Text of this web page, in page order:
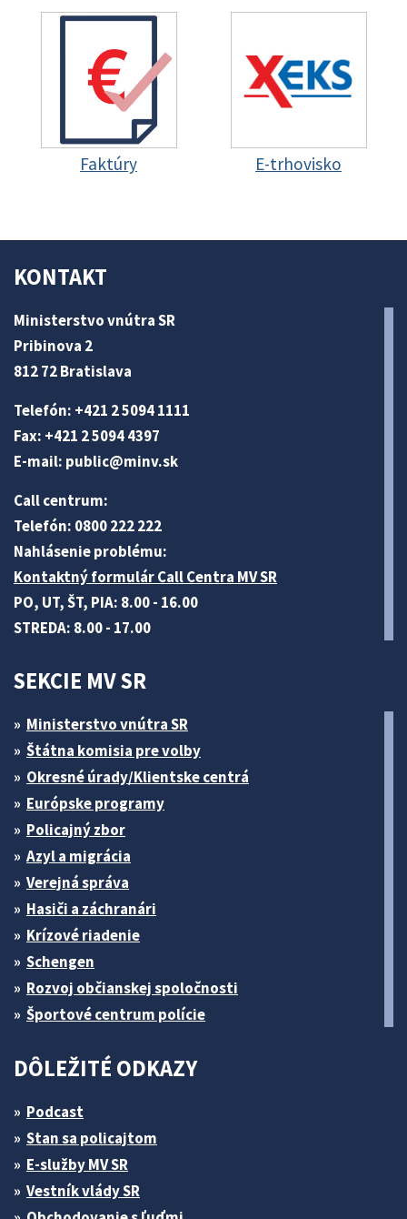
Faktúry E-trhovisko
KONTAKT
Ministerstvo vnútra SR
Pribinova 2
812 72 Bratislava
Telefón: +421 2 5094 1111
Fax: +421 2 5094 4397
E-mail: public@minv.sk
Call centrum:
Telefón: 0800 222 222
Nahlásenie problému:
Kontaktný formulár Call Centra MV SR
PO, UT, ŠT, PIA: 8.00 - 16.00
STREDA: 8.00 - 17.00
SEKCIE MV SR
Ministerstvo vnútra SR
Štátna komisia pre volby
Okresné úrady/Klientske centrá
Európske programy
Policajný zbor
Azyl a migrácia
Verejná správa
Hasiči a záchranári
Krízové riadenie
Schengen
Rozvoj občianskej spoločnosti
Športové centrum polície
DÔLEŽITÉ ODKAZY
Podcast
Stan sa policajtom
E-služby MV SR
Vestník vlády SR